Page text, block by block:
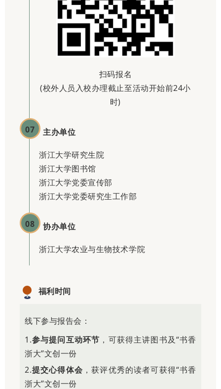
扫码报名
(校外人员入校办理截止至活动开始前24小
时)
07 主办单位
浙江大学研究生院
浙江大学图书馆
浙江大学党委宣传部
浙江大学党委研究生工作部
08 协办单位
浙江大学农业与生物技术学院
福利时间
线下参与报告会：
1.参与提问互动环节 ，可获得主讲图书及“书香
浙大”文创一份
2.提交心得体会 ，获评优秀的读者可获得“书香
浙大”文创一份